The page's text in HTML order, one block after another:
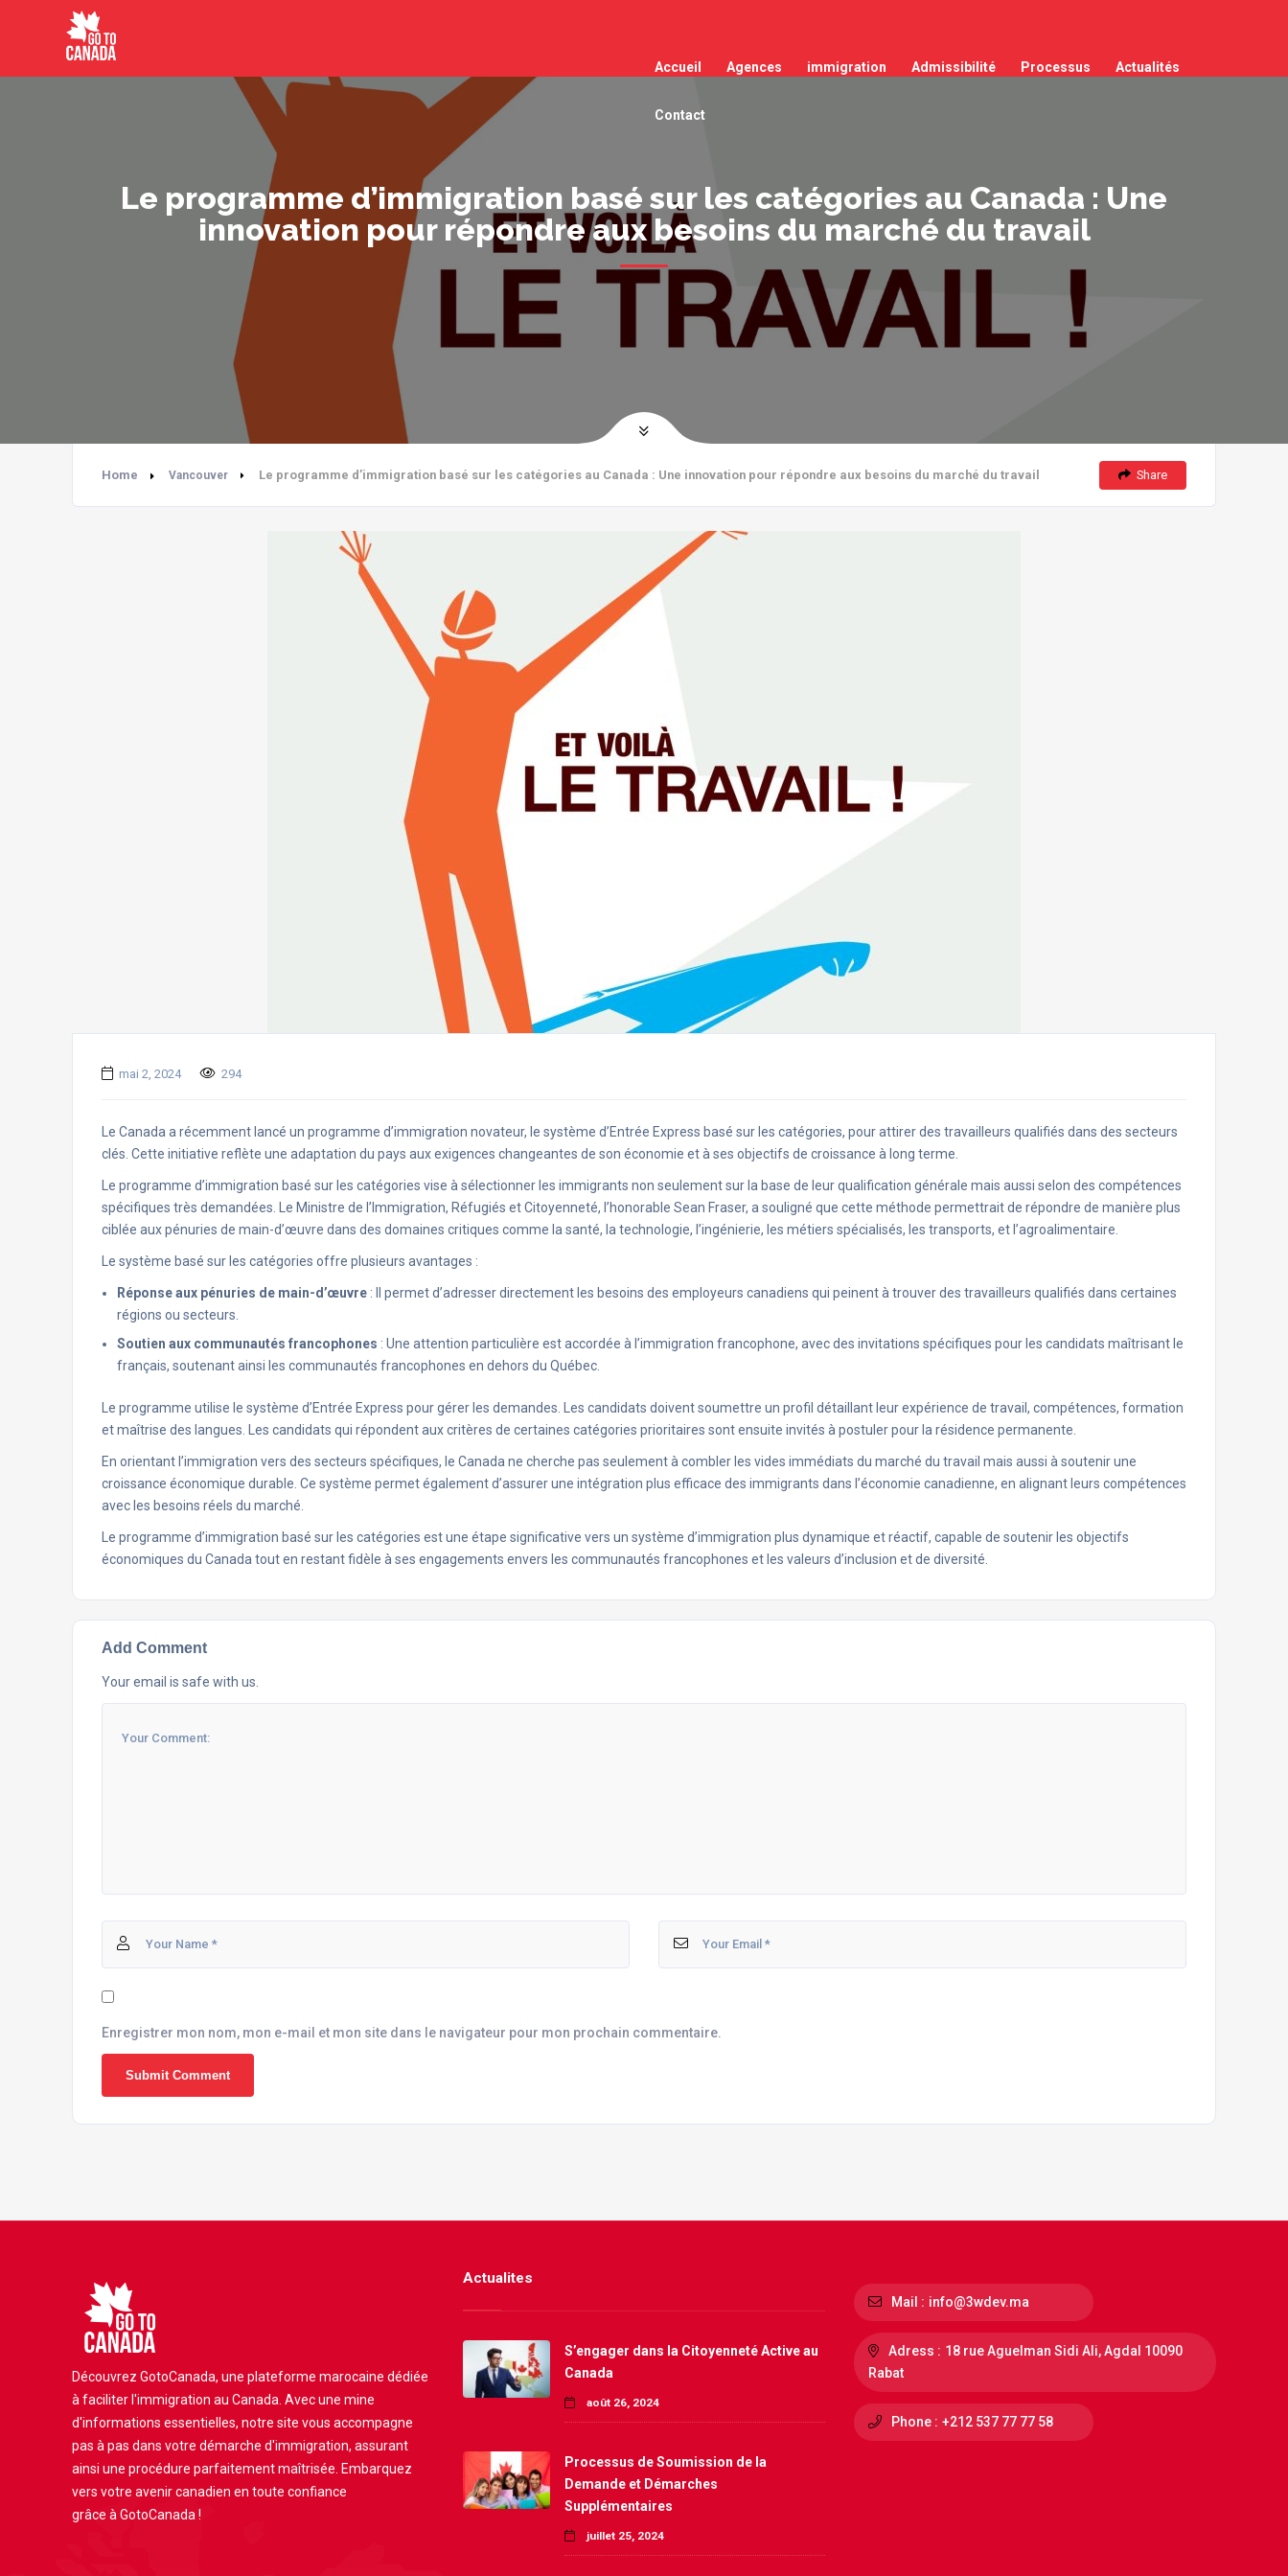
Accueil Agences immigration Admissibilité Processus Actualités
Contact
Le programme d’immigration basé sur les catégories au Canada : Une
innovation pour répondre aux besoins du marché du travail
Home Vancouver Le programme d’immigration basé sur les catégories au Canada : Une innovation pour répondre aux besoins du marché du travail Share
mai 2, 2024 294
Le Canada a récemment lancé un programme d’immigration novateur, le système d’Entrée Express basé sur les catégories, pour attirer des travailleurs qualifiés dans des secteurs
clés. Cette initiative reflète une adaptation du pays aux exigences changeantes de son économie et à ses objectifs de croissance à long terme.
Le programme d’immigration basé sur les catégories vise à sélectionner les immigrants non seulement sur la base de leur qualification générale mais aussi selon des compétences
spécifiques très demandées. Le Ministre de l’Immigration, Réfugiés et Citoyenneté, l’honorable Sean Fraser, a souligné que cette méthode permettrait de répondre de manière plus
ciblée aux pénuries de main-d’œuvre dans des domaines critiques comme la santé, la technologie, l’ingénierie, les métiers spécialisés, les transports, et l’agroalimentaire​.
Le système basé sur les catégories offre plusieurs avantages :
Réponse aux pénuries de main-d’œuvre : Il permet d’adresser directement les besoins des employeurs canadiens qui peinent à trouver des travailleurs qualifiés dans certaines
régions ou secteurs.
Soutien aux communautés francophones : Une attention particulière est accordée à l’immigration francophone, avec des invitations spécifiques pour les candidats maîtrisant le
français, soutenant ainsi les communautés francophones en dehors du Québec​.
Le programme utilise le système d’Entrée Express pour gérer les demandes. Les candidats doivent soumettre un profil détaillant leur expérience de travail, compétences, formation
et maîtrise des langues. Les candidats qui répondent aux critères de certaines catégories prioritaires sont ensuite invités à postuler pour la résidence permanente​​.
En orientant l’immigration vers des secteurs spécifiques, le Canada ne cherche pas seulement à combler les vides immédiats du marché du travail mais aussi à soutenir une
croissance économique durable. Ce système permet également d’assurer une intégration plus efficace des immigrants dans l’économie canadienne, en alignant leurs compétences
avec les besoins réels du marché.
Le programme d’immigration basé sur les catégories est une étape significative vers un système d’immigration plus dynamique et réactif, capable de soutenir les objectifs
économiques du Canada tout en restant fidèle à ses engagements envers les communautés francophones et les valeurs d’inclusion et de diversité.
Add Comment
Your email is safe with us.
Enregistrer mon nom, mon e-mail et mon site dans le navigateur pour mon prochain commentaire.
Découvrez GotoCanada, une plateforme marocaine dédiée
à faciliter l'immigration au Canada. Avec une mine
d'informations essentielles, notre site vous accompagne
pas à pas dans votre démarche d'immigration, assurant
ainsi une procédure parfaitement maîtrisée. Embarquez
vers votre avenir canadien en toute confiance
grâce à GotoCanada !
Actualites
S’engager dans la Citoyenneté Active au
Canada
août 26, 2024
Processus de Soumission de la
Demande et Démarches
Supplémentaires
juillet 25, 2024
Mail : info@3wdev.ma
Adress : 18 rue Aguelman Sidi Ali, Agdal 10090
Rabat
Phone : +212 537 77 77 58